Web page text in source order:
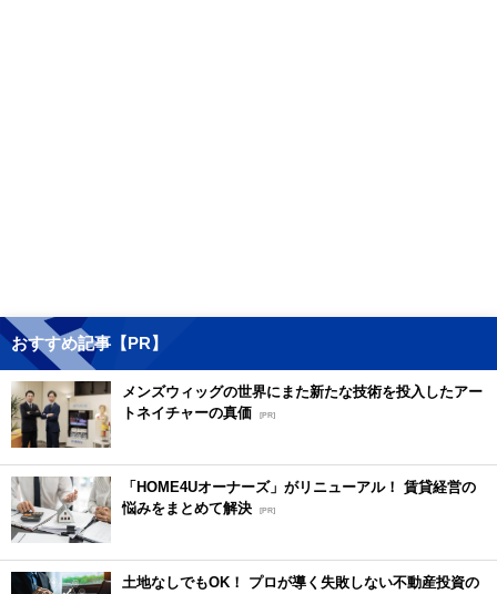
おすすめ記事【PR】
メンズウィッグの世界にまた新たな技術を投入したアー
トネイチャーの真価 [PR]
「HOME4Uオーナーズ」がリニューアル！ 賃貸経営の
悩みをまとめて解決 [PR]
土地なしでもOK！ プロが導く失敗しない不動産投資の